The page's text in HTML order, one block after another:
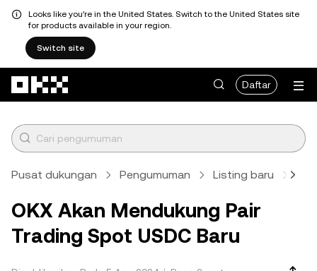
Looks like you're in the United States. Switch to the United States site
for products available in your region.
Switch site
Daftar
Pusat dukungan Pengumuman Listing baru
OKX Akan Mendukung Pair
Trading Spot USDC Baru